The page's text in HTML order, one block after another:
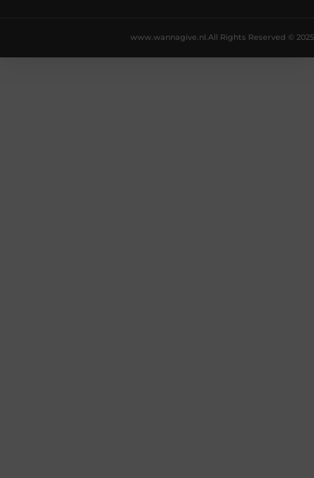
All Rights Reserved © 2025
www.wannagive.nl.